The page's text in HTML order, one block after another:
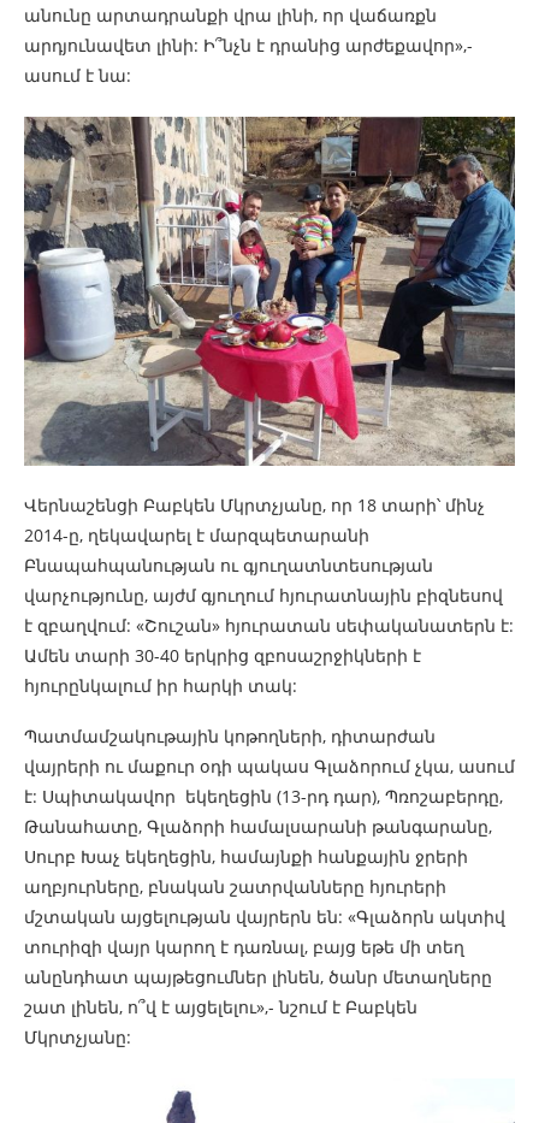
անունը արտադրանքի վրա լինի, որ վաճառքն
արդյունավետ լինի: Ի՞նչն է դրանից արժեքավոր»,-
ասում է նա:
Վերնաշենցի Բաբկեն Մկրտչյանը, որ 18 տարի՝ մինչ
2014-ը, ղեկավարել է մարզպետարանի
Բնապահպանության ու գյուղատնտեսության
վարչությունը, այժմ գյուղում հյուրատնային բիզնեսով
է զբաղվում: «Շուշան» հյուրատան սեփականատերն է:
Ամեն տարի 30-40 երկրից զբոսաշրջիկների է
հյուրընկալում իր հարկի տակ:
Պատմամշակութային կոթողների, դիտարժան
վայրերի ու մաքուր օդի պակաս Գլաձորում չկա, ասում
է: Սպիտակավոր եկեղեցին (13-րդ դար), Պռոշաբերդը,
Թանահատը, Գլաձորի համալսարանի թանգարանը,
Սուրբ Խաչ եկեղեցին, համայնքի հանքային ջրերի
աղբյուրները, բնական շատրվանները հյուրերի
մշտական այցելության վայրերն են: «Գլաձորն ակտիվ
տուրիզի վայր կարող է դառնալ, բայց եթե մի տեղ
անընդհատ պայթեցումներ լինեն, ծանր մետաղները
շատ լինեն, ո՞վ է այցելելու»,- նշում է Բաբկեն
Մկրտչյանը: